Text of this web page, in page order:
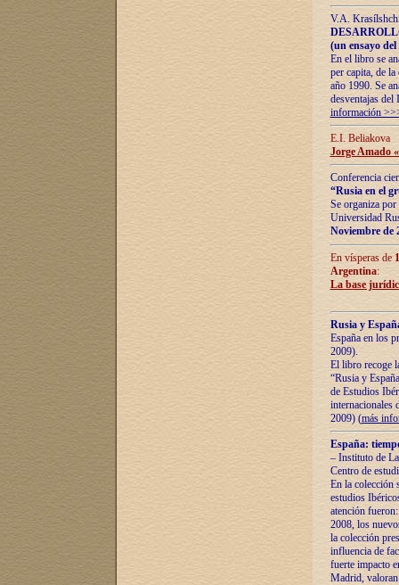
V.A.
(un ensayo
En el libro se
per capita, de
año 1990. Se
desventajas
información
E.I. Beliakova
Jorge Amado
Conferencia
“Rusia en el
Se organiza
Universidad
Noviembre de
En vísperas de
Argentina:
La base
Rusia y
España en los
2009).
El libro recoge
“Rusia y
de Estudios
internacionales
2009) (más
España:
– Instituto de
Centro de
En la colección
estudios
atención
2008, los
la colección
influencia de
fuerte impacto
Madrid,